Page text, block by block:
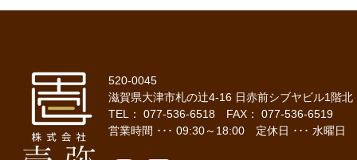
520-0045
滋賀県大津市札の辻4-16 日赤前シブヤビル1階北
TEL： 077-536-6518 FAX： 077-536-6519
営業時間 ･･･ 09:30～18:00 定休日 ･･･ 水曜日